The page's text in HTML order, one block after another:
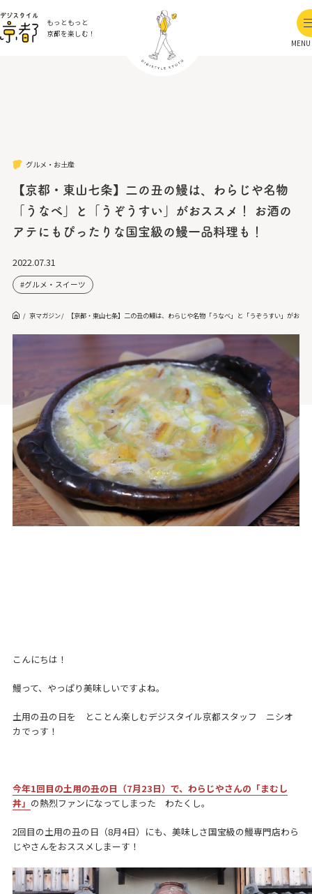
もっともっと
京都を楽しむ！
MENU
グルメ・お土産
【京都・東山七条】二の丑の鰻は、わらじや名物
「うなべ」と「うぞうすい」がおススメ！ お酒の
アテにもぴったりな国宝級の鰻一品料理も！
2022.07.31
グルメ・スイーツ
京マガジン 【京都・東山七条】二の丑の鰻は、わらじや名物「うなべ」と「うぞうすい」がお
こんにちは！
鰻って、やっぱり美味しいですよね。
土用の丑の日を とことん楽しむデジスタイル京都スタッフ ニシオ
カでっす！
今年1回目の土用の丑の日（7月23日）で、わらじやさんの「まむし
丼」 の熱烈ファンになってしまった わたくし。
2回目の土用の丑の日（8月4日）にも、美味しさ国宝級の鰻専門店わら
じやさんをおススメしまーす！